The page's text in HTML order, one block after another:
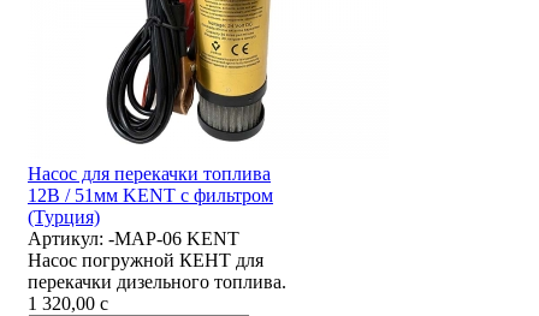
Насос для перекачки топлива
12В / 51мм KENT с фильтром
(Турция)
Артикул: -MAP-06 KENT
Насос погружной КЕНТ для
перекачки дизельного топлива.
1 320,00 c